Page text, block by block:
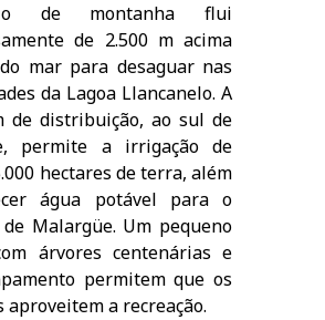
de montanha flui
de 2.500 m acima
mar para desaguar nas
da Lagoa Llancanelo. A
de distribuição, ao sul de
permite a irrigação de
hectares de terra, além
água potável para o
Malargüe. Um pequeno
árvores centenárias e
permitem que os
a recreação.